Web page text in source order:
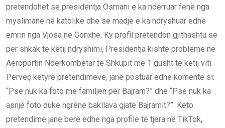
pretendohet se presidentja Osmani e ka ndërruar fenë nga
myslimane në katolike dhe se madje e ka ndryshuar edhe
emrin nga Vjosa në Gonxhe. Ky profil pretendon gjithashtu se
për shkak të këtij ndryshimi, Presidentja kishte probleme në
Aeroportin Ndërkombëtar të Shkupit më 1 gusht të këtij viti.
Përveç këtyre pretendimeve, janë postuar edhe komente si:
“Pse nuk ka foto me familjen për Bajram?” dhe “Pse nuk ka
asnjë foto duke ngrënë bakllava gjatë Bajramit?”. Këto
pretendime janë bërë edhe nga profile të tjera në TikTok,